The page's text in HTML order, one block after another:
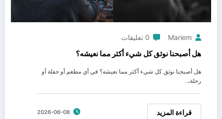
Mariem 0 تعليقات
هل أصبحنا نوثق كل شيء أكثر مما نعيشه؟
هل أصبحنا نوثق كل شيء أكثر مما نعيشه؟ في أي مطعم أو حفلة أو
رحلة،…
قراءة المزيد 2026-06-08